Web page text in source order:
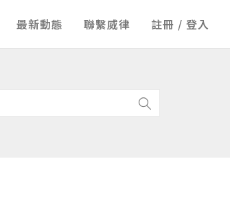
最新動態 聯繫威律 註冊 / 登入